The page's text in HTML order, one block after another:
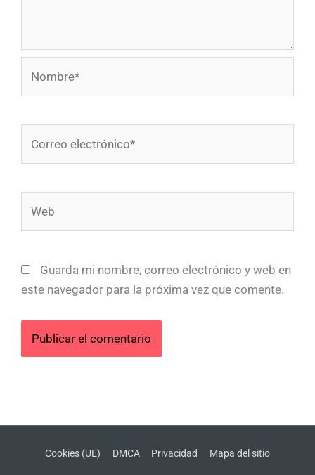
Guarda mi nombre, correo electrónico y web en
este navegador para la próxima vez que comente.
Cookies (UE) DMCA Privacidad Mapa del sitio